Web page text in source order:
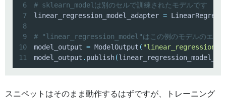
6
# sklearn_modelは別のセルで訓練されたモデルです
7
linear_regression_model_adapter =
8
9
# "linear_regression_model"はこの例のモデルのエイ
10
model_output = ModelOutput (
11
model_output . publish(
スニペットはそのまま動作するはずですが、トレーニング